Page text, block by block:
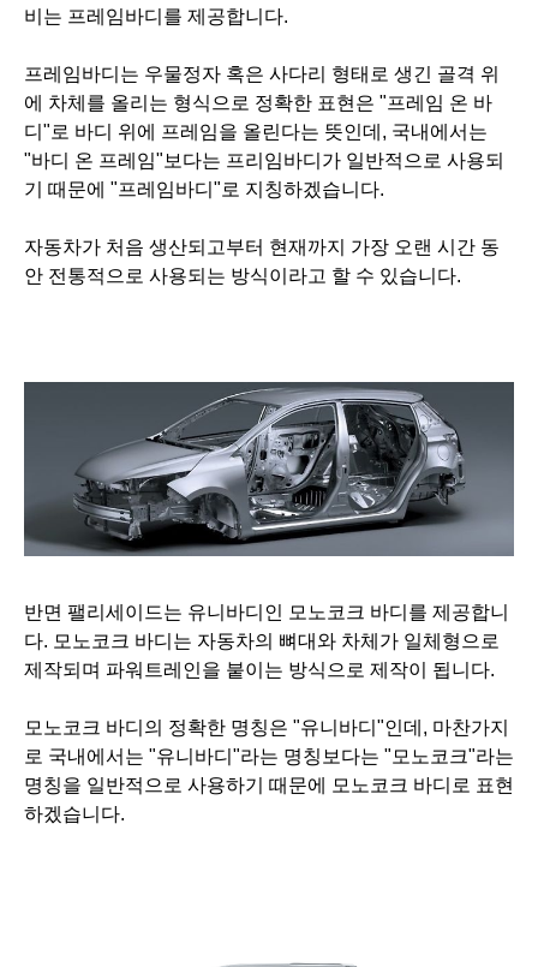
비는 프레임바디를 제공합니다.
프레임바디는 우물정자 혹은 사다리 형태로 생긴 골격 위
에 차체를 올리는 형식으로 정확한 표현은 "프레임 온 바
디"로 바디 위에 프레임을 올린다는 뜻인데, 국내에서는
"바디 온 프레임"보다는 프리임바디가 일반적으로 사용되
기 때문에 "프레임바디"로 지칭하겠습니다.
자동차가 처음 생산되고부터 현재까지 가장 오랜 시간 동
안 전통적으로 사용되는 방식이라고 할 수 있습니다.
반면 팰리세이드는 유니바디인 모노코크 바디를 제공합니
다. 모노코크 바디는 자동차의 뼈대와 차체가 일체형으로
제작되며 파워트레인을 붙이는 방식으로 제작이 됩니다.
모노코크 바디의 정확한 명칭은 "유니바디"인데, 마찬가지
로 국내에서는 "유니바디"라는 명칭보다는 "모노코크"라는
명칭을 일반적으로 사용하기 때문에 모노코크 바디로 표현
하겠습니다.